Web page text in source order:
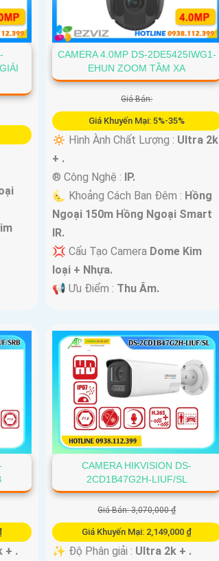
CAMERA 4.0MP DS-2DE5425IWG1-
EHUN ZOOM TẦM XA
Giá Bán:
Giá Khuyến Mại: 5%-35%
🔅 Hình Ành Chất Lượng : Ultra 2k
+ .
®️ Công Nghệ : IP.
🌜 Khoảng Cách Ban Đêm : Hồng
Ngoại 150m Hồng Ngoại Smart
IR.
💢 Cấu Tạo Camera Dome Kim
loại + Nhựa.
️📢 Ưu Điểm : Thu Âm.
+ .
CAMERA HIKVISION DS-
2CD1B47G2H-LIUF/SL
Giá Bán: 3,070,000 ₫
Giá Khuyến Mại: 2,149,000 ₫
✨ Độ Phân giải : Ultra 2k + .